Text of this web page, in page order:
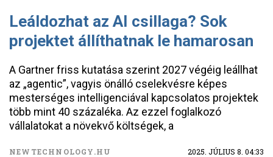
Leáldozhat az AI csillaga? Sok
projektet állíthatnak le hamarosan
A Gartner friss kutatása szerint 2027 végéig leállhat
az „agentic”, vagyis önálló cselekvésre képes
mesterséges intelligenciával kapcsolatos projektek
több mint 40 százaléka. Az ezzel foglalkozó
vállalatokat a növekvő költségek, a
NEWTECHNOLOGY.HU 2025. JÚLIUS 8. 04:33